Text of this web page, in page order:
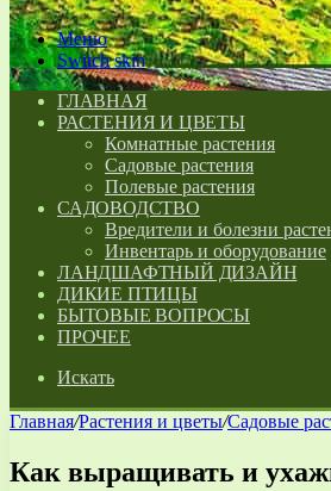
Меню
Switch skin
ГЛАВНАЯ
РАСТЕНИЯ И ЦВЕТЫ
Комнатные растения
Садовые растения
Полевые растения
САДОВОДСТВО
Вредители и болезни
Инвентарь и оборудование
ЛАНДШАФТНЫЙ ДИЗАЙН
ДИКИЕ ПТИЦЫ
БЫТОВЫЕ ВОПРОСЫ
ПРОЧЕЕ
Искать
Главная/Растения и цветы/Садовые
Как выращивать и